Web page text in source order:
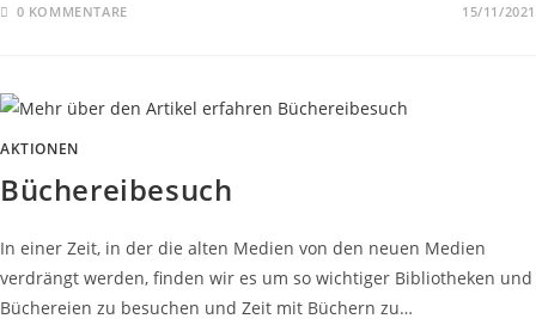
0 KOMMENTARE 15/11/2021
AKTIONEN
Büchereibesuch
In einer Zeit, in der die alten Medien von den neuen Medien
verdrängt werden, finden wir es um so wichtiger Bibliotheken und
Büchereien zu besuchen und Zeit mit Büchern zu…